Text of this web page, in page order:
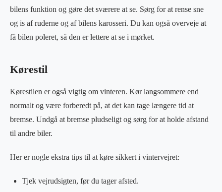
bilens funktion og gøre det sværere at se. Sørg for at rense sne
og is af ruderne og af bilens karosseri. Du kan også overveje at
få bilen poleret, så den er lettere at se i mørket.
Kørestil
Kørestilen er også vigtig om vinteren. Kør langsommere end
normalt og være forberedt på, at det kan tage længere tid at
bremse. Undgå at bremse pludseligt og sørg for at holde afstand
til andre biler.
Her er nogle ekstra tips til at køre sikkert i vintervejret:
Tjek vejrudsigten, før du tager afsted.